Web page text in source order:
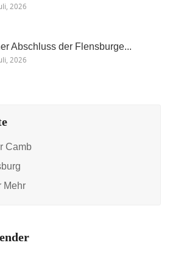
2026
Abschluss der Flensburge...
2026
Camb
Mehr